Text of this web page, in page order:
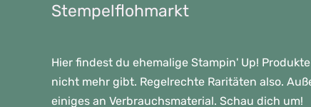
Stempelflohmarkt
Hier findest du ehemalige Stampin' Up!
nicht mehr gibt. Regelrechte Raritäten also.
einiges an Verbrauchsmaterial. Schau dich um!